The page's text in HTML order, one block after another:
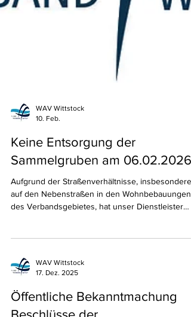
WAV Wittstock
10. Feb.
Keine Entsorgung der
Sammelgruben am 06.02.2026
(AWU OPR GmbH) die Entsorgungen der
Sammelgruben für den 06.02.2026 eingestellt.
sollten am Samstag, den 07.02.2026, nachgeholt
werden. Auch am 07.02.2026 war eine
WAV Wittstock
17. Dez. 2025